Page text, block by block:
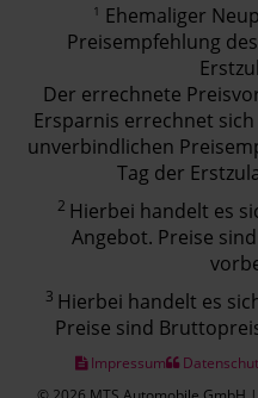
1 Ehemaliger
Preisempfehlung
Der errechnete
Ersparnis errechnet
unverbindlichen
Tag der
2 Hierbei handelt es
Angebot. Preise
3 Hierbei handelt es
Preise sind
Impressum